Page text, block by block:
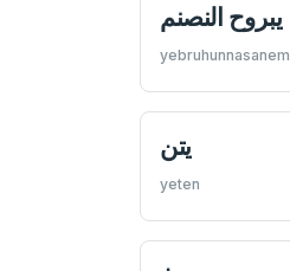
يبروح النصنم
yebruhunnasanem
يتن
yeten